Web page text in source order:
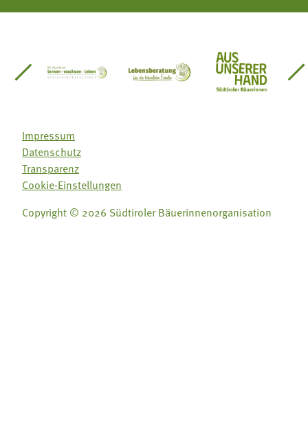
Südtirol
Gärtnervereinigung
Sozialgenossenschaft Mit Bäuerinnen lernen -
Lebensberatung für dieAus unserer
Impressum
Datenschutz
Transparenz
Cookie-Einstellungen
Copyright © 2026 Südtiroler Bäuerinnenorganisation